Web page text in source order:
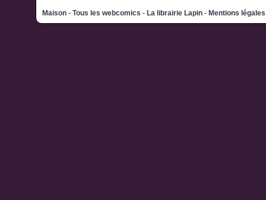
Maison - Tous les webcomics - La librairie Lapin - Mentions